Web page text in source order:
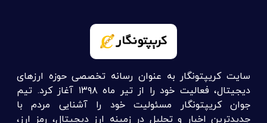
سایت کریپتونگار به عنوان رسانه تخصصی حوزه ارزهای
دیجیتال، فعالیت خود را از تیر ماه ۱۳۹۸ آغاز کرد. تیم
جوان کریپتونگار مسئولیت خود را آشنایی مردم با
جدیدترین اخبار و تحلیل در زمینه ارز دیجیتال، رمز ارز،